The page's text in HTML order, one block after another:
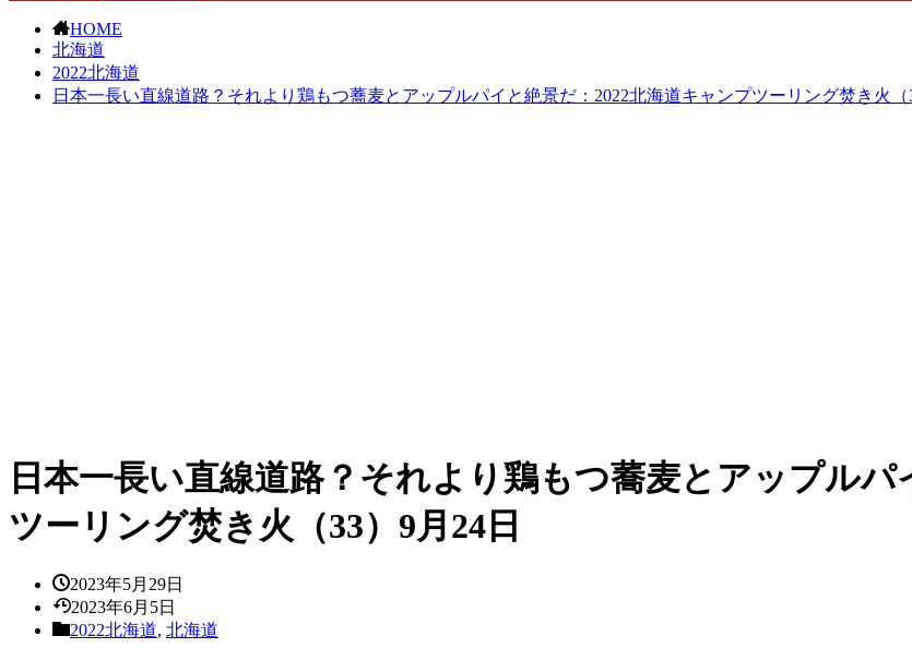
HOME
北海道
2022北海道
日本一長い直線道路？それより鶏もつ蕎麦とアップルパイと絶景だ：2022北海道キャンプツーリング焚き火（
日本一長い直線道路？それより鶏もつ蕎麦とアップル
ツーリング焚き火（33）9月24日
2023年5月29日
2023年6月5日
2022北海道, 北海道